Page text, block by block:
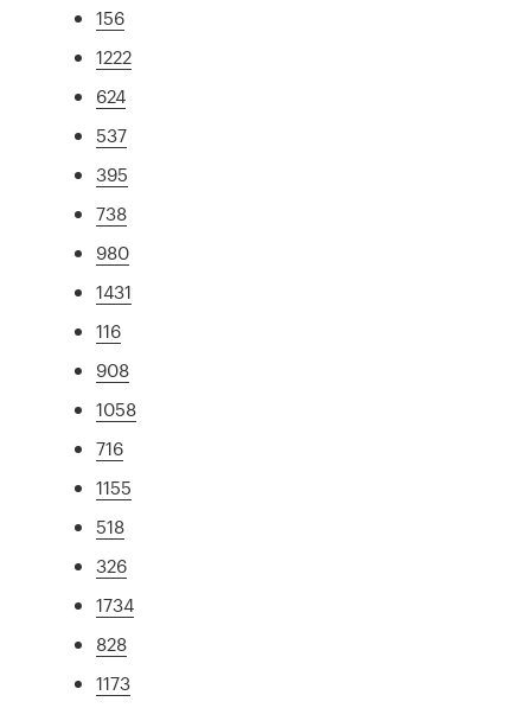
156
1222
624
537
395
738
980
1431
116
908
1058
716
1155
518
326
1734
828
1173